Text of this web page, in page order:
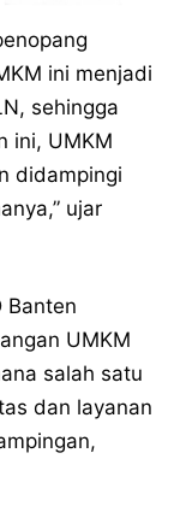
ini menjadi
sehingga
ini, UMKM
didampingi
ujar
Banten
UMKM
salah satu
dan layanan